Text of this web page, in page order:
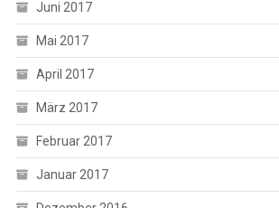
Juni 2017
Mai 2017
April 2017
März 2017
Februar 2017
Januar 2017